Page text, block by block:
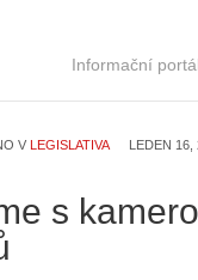
Informační
V LEGISLATIVA LEDEN 16,
s